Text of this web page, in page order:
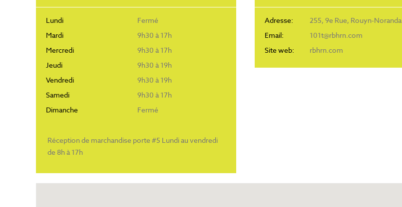
Lundi
Fermé
Mardi
9h30 à 17h
Mercredi
9h30 à 17h
Jeudi
9h30 à 19h
Vendredi
9h30 à 19h
Samedi
9h30 à 17h
Dimanche
Fermé
Réception de marchandise porte #5 Lundi au vendredi
de 8h à 17h
Adresse:
255, 9e Rue, Rouyn-Noranda
Email:
101t@rbhrn.com
Site web:
rbhrn.com